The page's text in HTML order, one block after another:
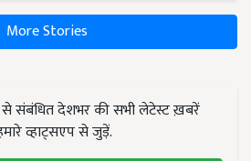
More Stories
से संबंधित देशभर की सभी लेटेस्ट ख़बरें
व्हाट्सएप से जुड़ें.